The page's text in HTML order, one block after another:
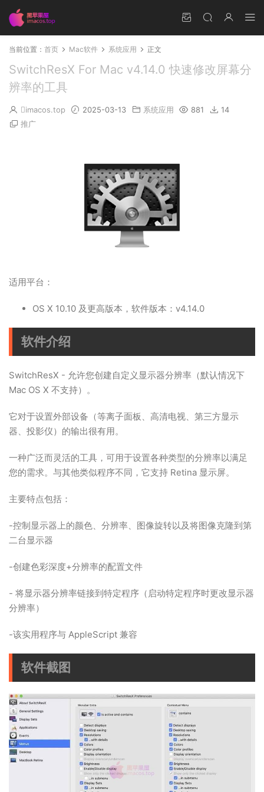
当前位置： 首页 Mac软件 系统应用 正文
SwitchResX For Mac v4.14.0 快速修改屏幕分
辨率的工具
imacos.top 2025-03-13 系统应用 881
14
推广
适用平台：
OS X 10.10 及更高版本，软件版本：v4.14.0
软件介绍
SwitchResX - 允许您创建自定义显示器分辨率（默认情况下
Mac OS X 不支持）。
它对于设置外部设备（等离子面板、高清电视、第三方显示
器、投影仪）的输出很有用。
一种广泛而灵活的工具，可用于设置各种类型的分辨率以满足
您的需求。与其他类似程序不同，它支持 Retina 显示屏。
主要特点包括：
-控制显示器上的颜色、分辨率、图像旋转以及将图像克隆到第
二台显示器
-创建色彩深度+分辨率的配置文件
- 将显示器分辨率链接到特定程序（启动特定程序时更改显示器
分辨率）
-该实用程序与 AppleScript 兼容
软件截图